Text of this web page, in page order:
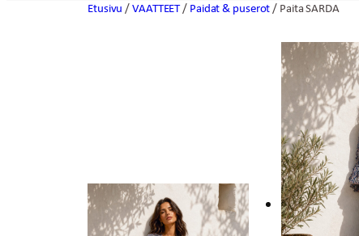
Etusivu /VAATTEET/ Paidat & puserot/ Paita SARDA